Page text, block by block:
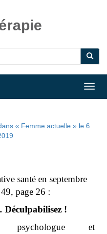
« Femme actuelle » le 6
santé en septembre
page 26 :
Déculpabilisez !
psychologue et